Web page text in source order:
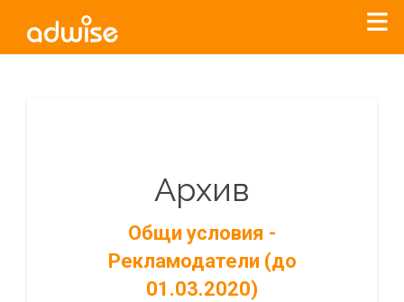
Архив
Общи условия -
Рекламодатели (до
01.03.2020)